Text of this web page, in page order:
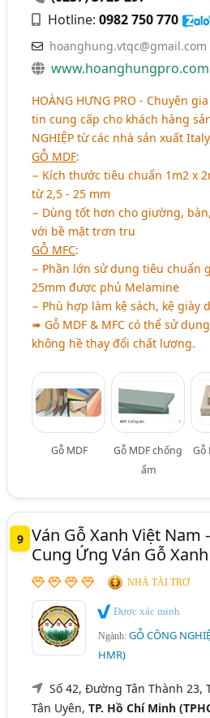
Hotline:0982 750 770
hoanghung.vtqc@gmail.com
HOÀNG HƯNG PRO - Chuyên
tin cung cấp cho khách hàng
NGHIỆP từ các nhà sản xuất
GỖ MDF:
− Kích thước tiêu chuẩn 1m2 x
từ 2,5 - 25 mm
− Dùng tốt hơn cho giường,
với bề mặt trơn tru
GỖ MFC:
− Phần lớn sử dụng tiêu chuẩn
25mm được phủ Melamine
− Phù hợp làm kệ sách, kệ giày
➠ Gỗ MDF & MFC có thể sử
không hề thay đổi chất lượng.
Gỗ MDF
Gỗ MDF chống
ẩm
Gỗ
9 Ván Gỗ Xanh Việt Nam
Cung Ứng Ván Gỗ
NHÀ TÀI TRỢ
Được xác minh
Ngành:GỖ CÔNG
HMR)
Số 42, Đường Tân Thành 23,
Tân Uyên,TP. Hồ Chí Minh